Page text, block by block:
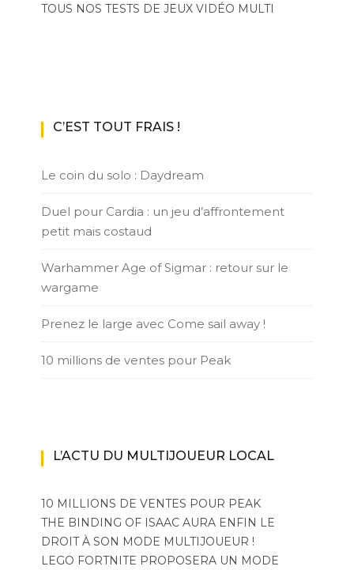
TOUS NOS TESTS DE JEUX VIDÉO MULTI
C’EST TOUT FRAIS !
Le coin du solo : Daydream
Duel pour Cardia : un jeu d’affrontement
petit mais costaud
Warhammer Age of Sigmar : retour sur le
wargame
Prenez le large avec Come sail away !
10 millions de ventes pour Peak
L’ACTU DU MULTIJOUEUR LOCAL
10 MILLIONS DE VENTES POUR PEAK
THE BINDING OF ISAAC AURA ENFIN LE
DROIT À SON MODE MULTIJOUEUR !
LEGO FORTNITE PROPOSERA UN MODE